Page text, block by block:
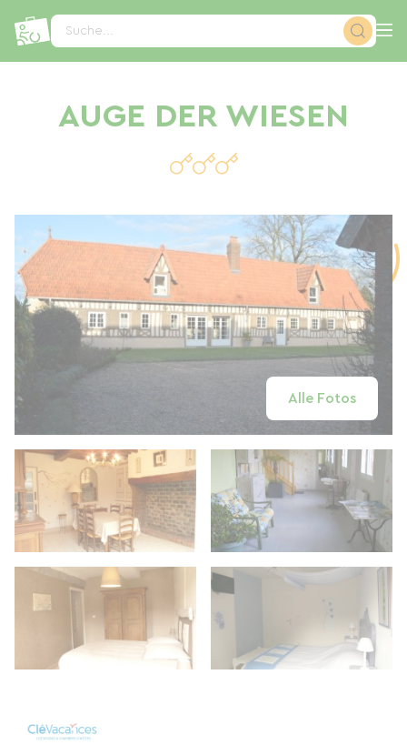
Suche...
AUGE DER WIESEN
Alle Fotos
Cookie-Einstellungen